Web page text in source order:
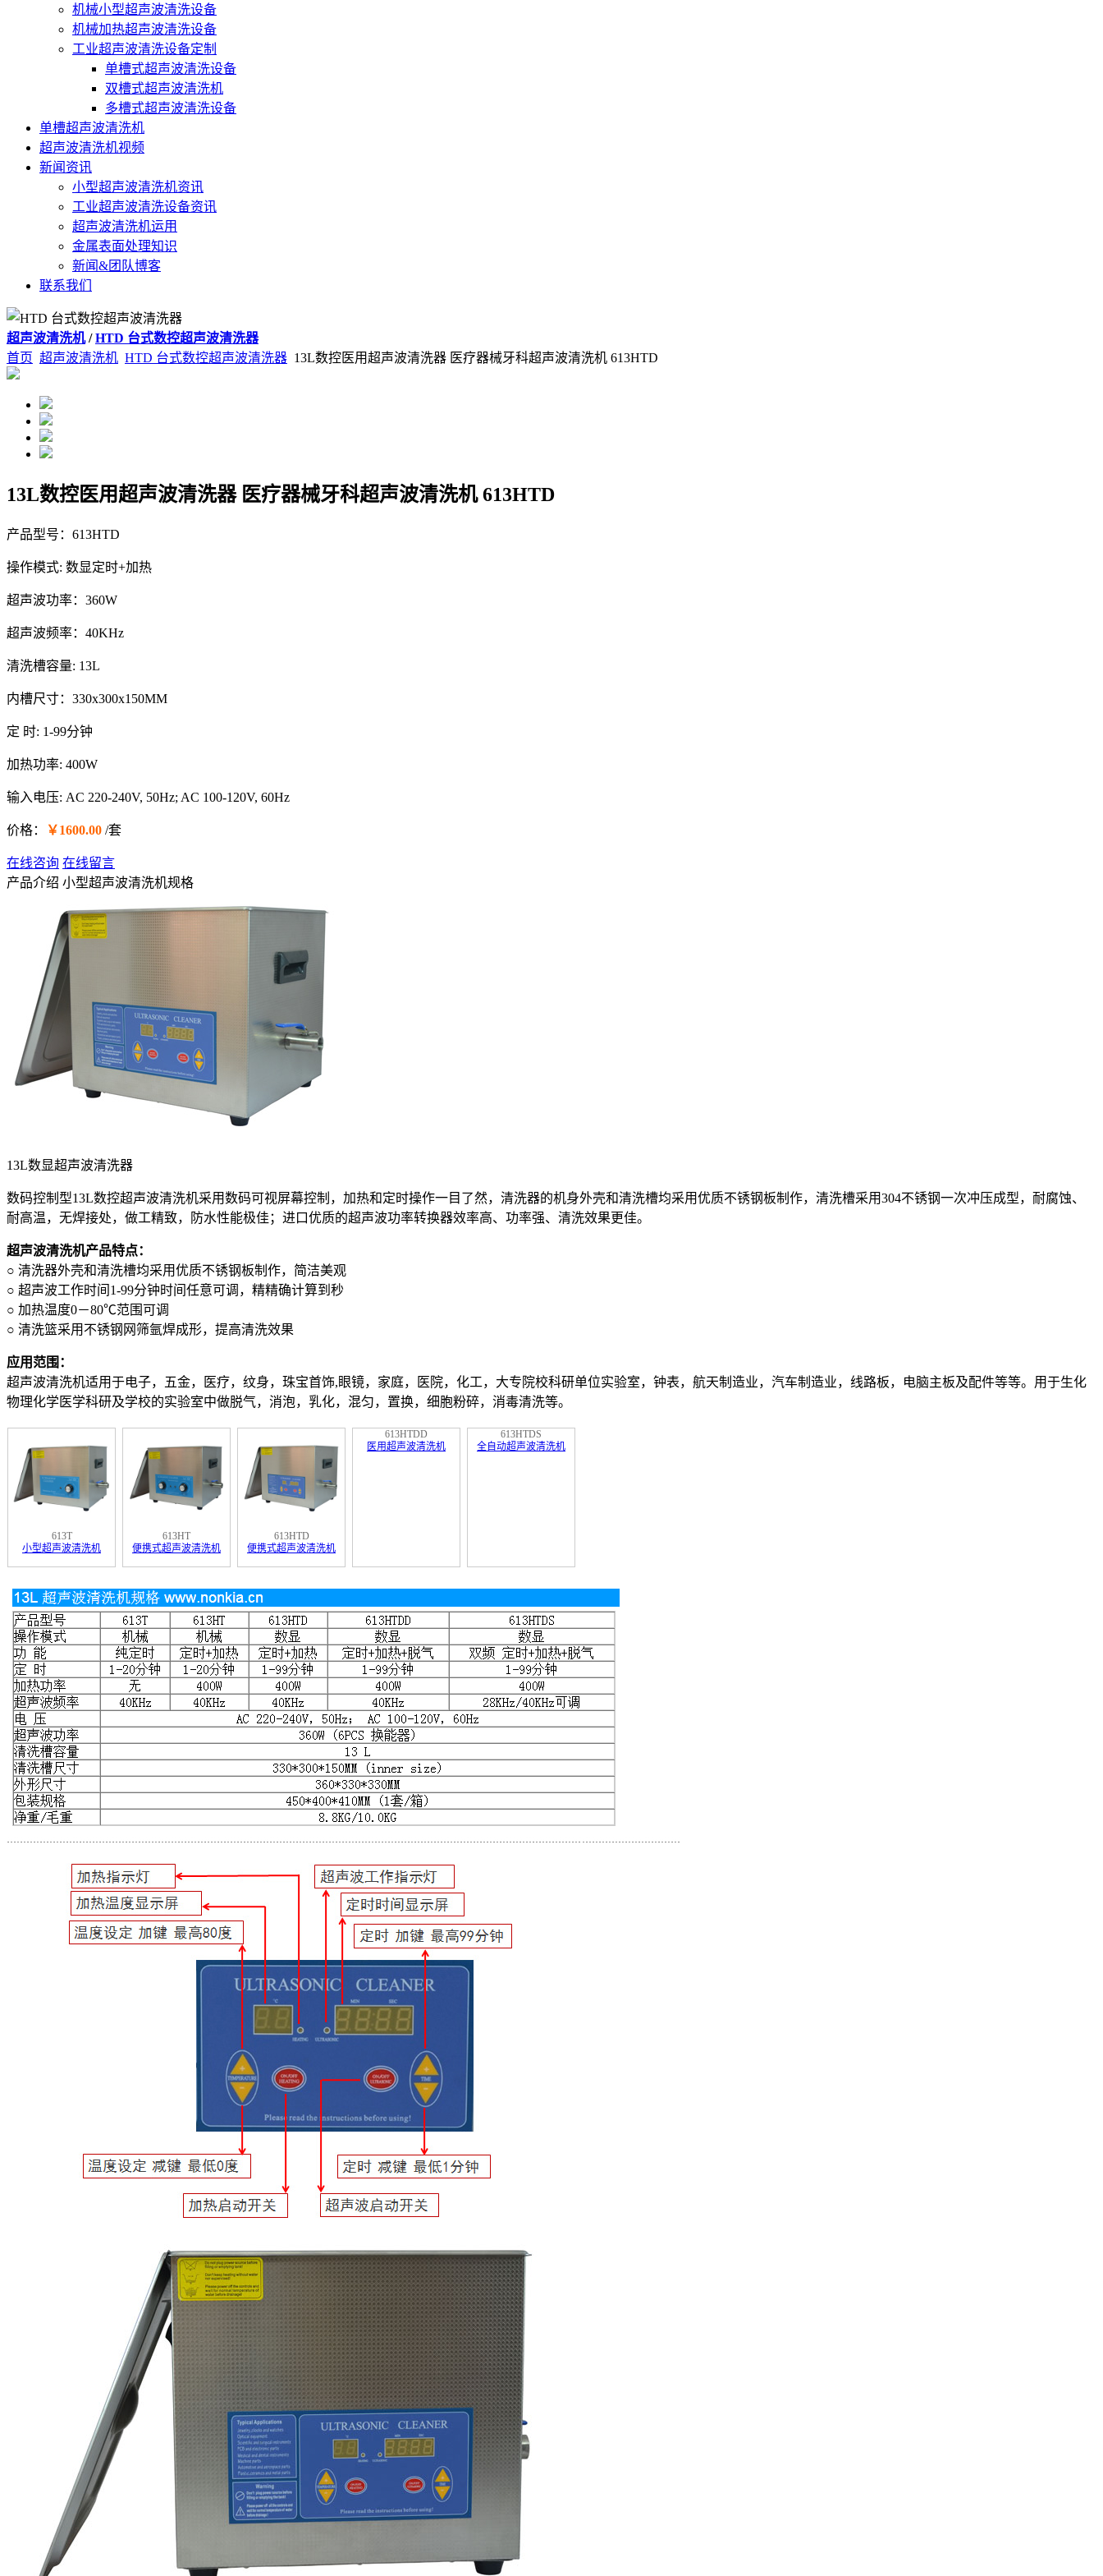
机械小型超声波清洗设备
机械加热超声波清洗设备
工业超声波清洗设备定制
单槽式超声波清洗设备
双槽式超声波清洗机
多槽式超声波清洗设备
单槽超声波清洗机
超声波清洗机视频
新闻资讯
小型超声波清洗机资讯
工业超声波清洗设备资讯
超声波清洗机运用
金属表面处理知识
新闻&团队博客
联系我们
超声波清洗机 / HTD 台式数控超声波清洗器
首页 超声波清洗机 HTD 台式数控超声波清洗器 13L数控医用超声波清洗器 医疗器械牙科超声波清洗机 613HTD
13L数控医用超声波清洗器 医疗器械牙科超声波清洗机 613HTD
产品型号：613HTD
操作模式: 数显定时+加热
超声波功率：360W
超声波频率：40KHz
清洗槽容量: 13L
内槽尺寸：330x300x150MM
定 时: 1-99分钟
加热功率: 400W
输入电压: AC 220-240V, 50Hz; AC 100-120V, 60Hz
价格： ￥1600.00 /套
在线咨询 在线留言
产品介绍 小型超声波清洗机规格
13L数显超声波清洗器
数码控制型13L数控超声波清洗机采用数码可视屏幕控制，加热和定时操作一目了然，清洗器的机身外壳和清洗槽均采用优质不锈钢板制作，清洗槽采用304不锈钢一次冲压成型，耐腐蚀、
耐高温，无焊接处，做工精致，防水性能极佳；进口优质的超声波功率转换器效率高、功率强、清洗效果更佳。
超声波清洗机产品特点：
○ 清洗器外壳和清洗槽均采用优质不锈钢板制作，简洁美观
○ 超声波工作时间1-99分钟时间任意可调，精精确计算到秒
○ 加热温度0－80℃范围可调
○ 清洗篮采用不锈钢网筛氩焊成形，提高清洗效果
应用范围：
超声波清洗机适用于电子，五金，医疗，纹身，珠宝首饰,眼镜，家庭，医院，化工，大专院校科研单位实验室，钟表，航天制造业，汽车制造业，线路板，电脑主板及配件等等。用于生化
物理化学医学科研及学校的实验室中做脱气，消泡，乳化，混匀，置换，细胞粉碎，消毒清洗等。
613T
小型超声波清洗机
613HT
便携式超声波清洗机
613HTD
便携式超声波清洗机
613HTDD
医用超声波清洗机
613HTDS
全自动超声波清洗机